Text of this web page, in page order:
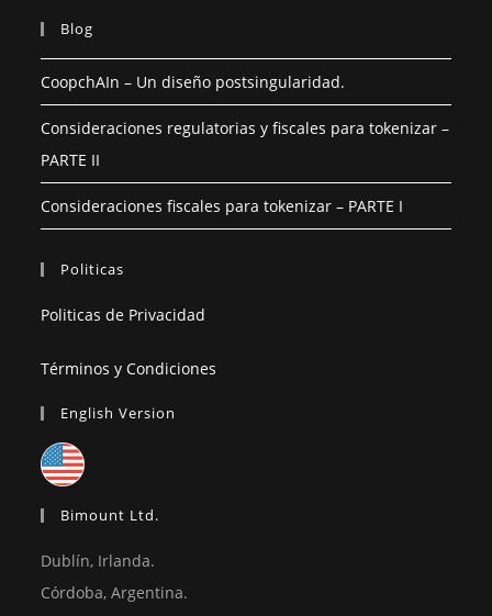
Blog
CoopchAIn – Un diseño postsingularidad.
Consideraciones regulatorias y fiscales para tokenizar –
PARTE II
Consideraciones fiscales para tokenizar – PARTE I
Politicas
Politicas de Privacidad
Términos y Condiciones
English Version
Bimount Ltd.
Dublín, Irlanda.
Córdoba, Argentina.